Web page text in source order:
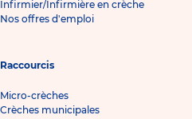
Infirmier/Infirmière en crèche
Nos offres d'emploi
Raccourcis
Micro-crèches
Crèches municipales